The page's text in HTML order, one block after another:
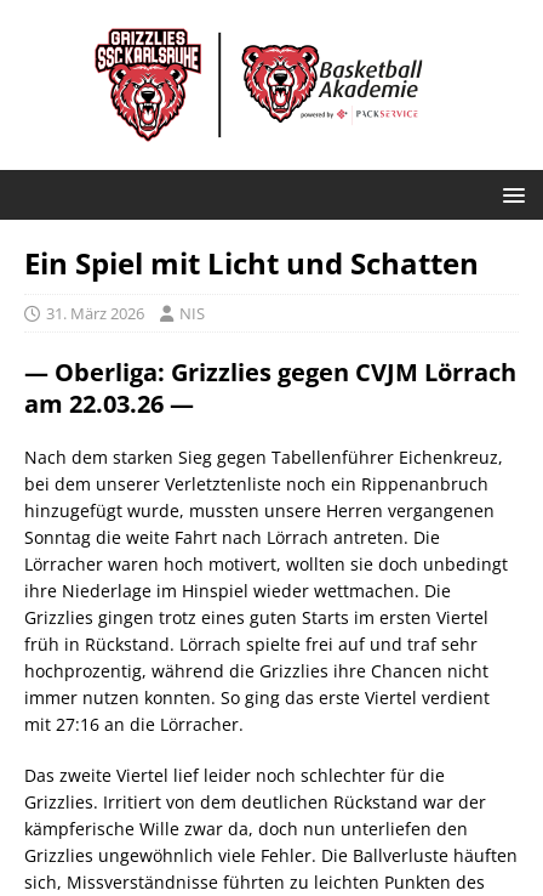
Ein Spiel mit Licht und Schatten
31. März 2026 NIS
— Oberliga: Grizzlies gegen CVJM Lörrach
am 22.03.26 —
Nach dem starken Sieg gegen Tabellenführer Eichenkreuz,
bei dem unserer Verletztenliste noch ein Rippenanbruch
hinzugefügt wurde, mussten unsere Herren vergangenen
Sonntag die weite Fahrt nach Lörrach antreten. Die
Lörracher waren hoch motivert, wollten sie doch unbedingt
ihre Niederlage im Hinspiel wieder wettmachen. Die
Grizzlies gingen trotz eines guten Starts im ersten Viertel
früh in Rückstand. Lörrach spielte frei auf und traf sehr
hochprozentig, während die Grizzlies ihre Chancen nicht
immer nutzen konnten. So ging das erste Viertel verdient
mit 27:16 an die Lörracher.
Das zweite Viertel lief leider noch schlechter für die
Grizzlies. Irritiert von dem deutlichen Rückstand war der
kämpferische Wille zwar da, doch nun unterliefen den
Grizzlies ungewöhnlich viele Fehler. Die Ballverluste häuften
sich, Missverständnisse führten zu leichten Punkten des